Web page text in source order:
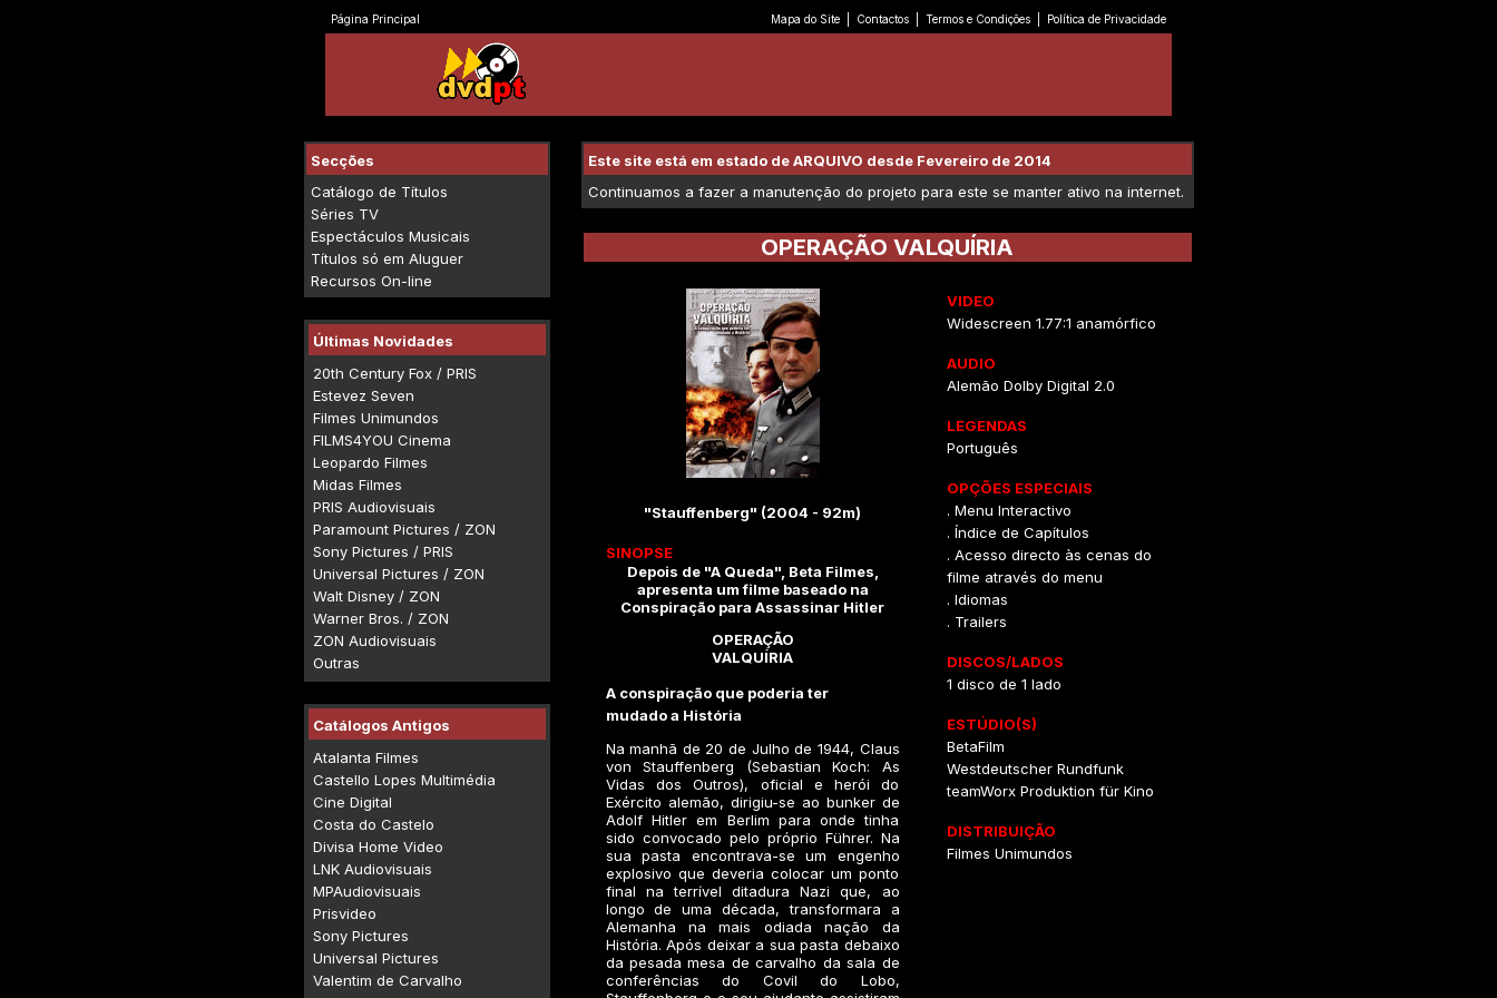
Página Principal Mapa do Site Contactos Termos e Condições Política de Privacidade
Secções
Catálogo de Títulos
Séries TV
Espectáculos Musicais
Títulos só em Aluguer
Recursos On-line
Últimas Novidades
20th Century Fox / PRIS
Estevez Seven
Filmes Unimundos
FILMS4YOU Cinema
Leopardo Filmes
Midas Filmes
PRIS Audiovisuais
Paramount Pictures / ZON
Sony Pictures / PRIS
Universal Pictures / ZON
Walt Disney / ZON
Warner Bros. / ZON
ZON Audiovisuais
Outras
Catálogos Antigos
Atalanta Filmes
Castello Lopes Multimédia
Cine Digital
Costa do Castelo
Divisa Home Video
LNK Audiovisuais
MPAudiovisuais
Prisvideo
Sony Pictures
Universal Pictures
Valentim de Carvalho
Este site está em estado de ARQUIVO desde Fevereiro de 2014
Continuamos a fazer a manutenção do projeto para este se manter ativo na internet.
OPERAÇÃO VALQUÍRIA
"Stauffenberg" (2004 - 92m)
SINOPSE
Depois de "A Queda", Beta Filmes,
apresenta um filme baseado na
Conspiração para Assassinar Hitler
OPERAÇÃO
VALQUÍRIA
A conspiração que poderia ter
mudado a História
Na manhã de 20 de Julho de 1944, Claus
von Stauffenberg (Sebastian Koch: As
Vidas dos Outros), oficial e herói do
Exército alemão, dirigiu-se ao bunker de
Adolf Hitler em Berlim para onde tinha
sido convocado pelo próprio Führer. Na
sua pasta encontrava-se um engenho
explosivo que deveria colocar um ponto
final na terrível ditadura Nazi que, ao
longo de uma década, transformara a
Alemanha na mais odiada nação da
História. Após deixar a sua pasta debaixo
da pesada mesa de carvalho da sala de
conferências do Covil do Lobo,
VIDEO
Widescreen 1.77:1 anamórfico
AUDIO
Alemão Dolby Digital 2.0
LEGENDAS
Português
OPÇÕES ESPECIAIS
. Menu Interactivo
. Índice de Capítulos
. Acesso directo às cenas do
filme através do menu
. Idiomas
. Trailers
DISCOS/LADOS
1 disco de 1 lado
ESTÚDIO(S)
BetaFilm
Westdeutscher Rundfunk
teamWorx Produktion für Kino
DISTRIBUIÇÃO
Filmes Unimundos